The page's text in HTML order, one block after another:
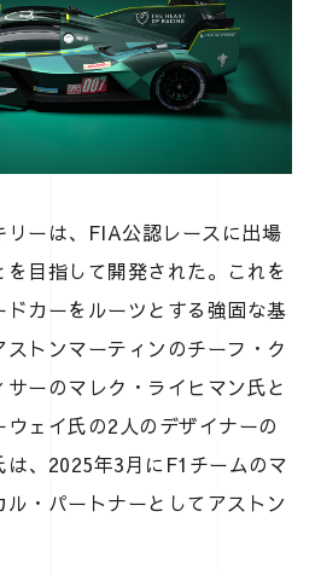
リーは、FIA公認レースに出場
目指して開発された。これを
カーをルーツとする強固な基
トンマーティンのチーフ・ク
ーのマレク・ライヒマン氏と
ェイ氏の2人のデザイナーの
、2025年3月にF1チームのマ
・パートナーとしてアストン